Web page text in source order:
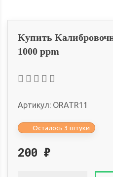
Купить
1000 ppm
Артикул: ORATR11
Осталось 3 штуки
200 ₽